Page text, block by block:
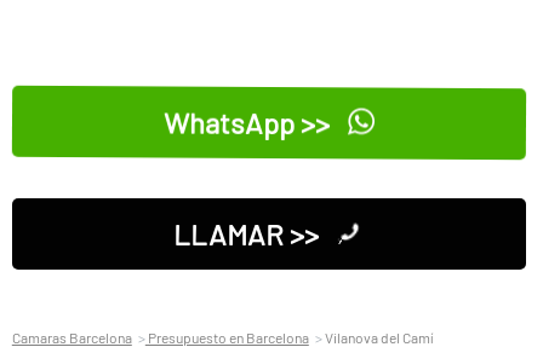
WhatsApp >>
LLAMAR >>
Camaras Barcelona Presupuesto en Barcelona Vilanova del Camí